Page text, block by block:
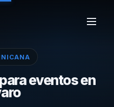
eventos en